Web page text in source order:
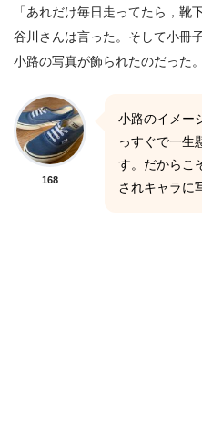
「あれだけ毎日走ってたら，靴
谷川さんは言った。そして小冊
小路の写真が飾られたのだった。
168
小路のイメー
っすぐで一生
す。だからこ
されキャラに